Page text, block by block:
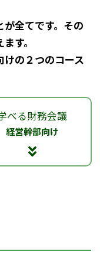
全てです。その
す。
の２つのコース
べる財務会議
経営幹部向け